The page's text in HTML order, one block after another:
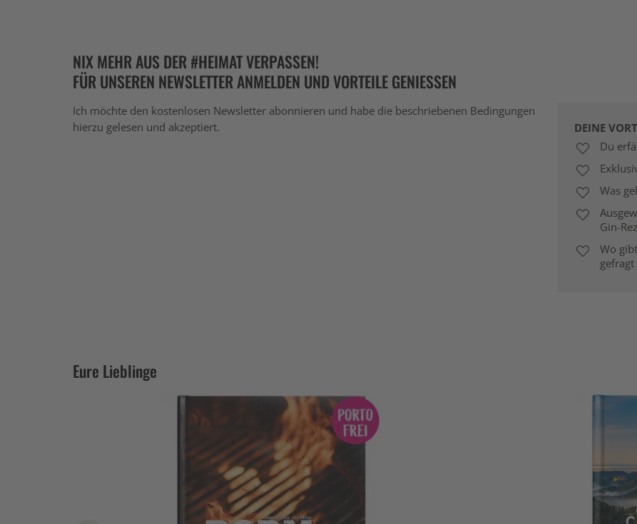
NIX MEHR AUS DER #HEIMAT VERPASSEN!
FÜR UNSEREN NEWSLETTER ANMELDEN UND VORTEILE GENIESSEN
Ich möchte den kostenlosen Newsletter abonnieren und habe die beschriebenen Bedingungen
hierzu gelesen und akzeptiert.
DEINE
Du
Was
Gin-
Wo
gefragt
Eure Lieblinge